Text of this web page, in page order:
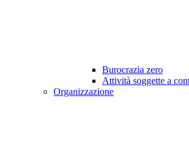
Burocrazia zero
Attività soggette a
Organizzazione